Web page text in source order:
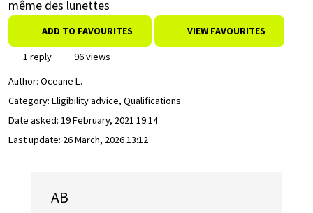
même des lunettes
ADD TO FAVOURITES VIEW FAVOURITES
1 reply
96 views
Author: Oceane L.
Category: Eligibility advice, Qualifications
Date asked: 19 February, 2021 19:14
Last update: 26 March, 2026 13:12
AB